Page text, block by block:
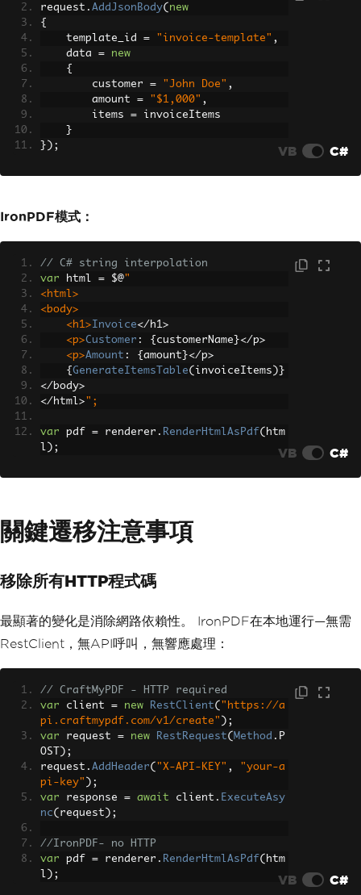
request . AddJsonBody( new
{
    template_id
= "invoice-template" ,
    data
=
new
{
        customer
= "John Doe" ,
        amount
= "$1,000" ,
        items
= invoiceItems
}
});
VB C#
IronPDF模式：
// C# string interpolation
var html = $@"
<html>
<body>
<h1>Invoice</ h1>
<p>Customer : { customerName }</p>
<p>Amount : { amount }</p>
{ GenerateItemsTable( invoiceItems )}
</ body>
</ html> ";
var pdf = renderer . RenderHtmlAsPdf( htm
l ); VB C#
關鍵遷移注意事項
移除所有HTTP程式碼
最顯著的變化是消除網路依賴性。 IronPDF在本地運行—無需
RestClient，無API呼叫，無響應處理：
// CraftMyPDF - HTTP required
var client = new RestClient( "https://a
pi.craftmypdf.com/v1/create" );
var request = new RestRequest( Method . P
OST
);
request . AddHeader( "X-API-KEY" ,
"your-a
pi-key" );
var response = await client . ExecuteAsy
nc( request );
//IronPDF- no HTTP
var pdf = renderer . RenderHtmlAsPdf( htm
l ); VB C#